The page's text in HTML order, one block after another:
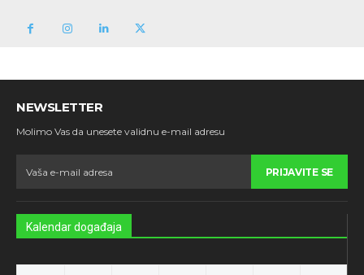
NEWSLETTER
Molimo Vas da unesete validnu e-mail adresu
PRIJAVITE SE
Kalendar događaja